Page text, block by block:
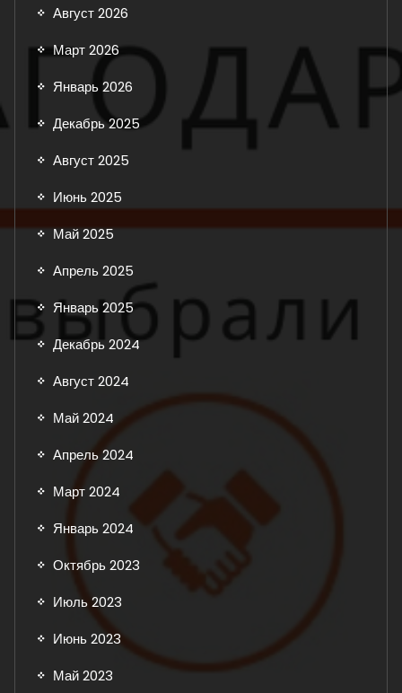
Август 2026
Март 2026
Январь 2026
Декабрь 2025
Август 2025
Июнь 2025
Май 2025
Апрель 2025
Январь 2025
Декабрь 2024
Август 2024
Май 2024
Апрель 2024
Март 2024
Январь 2024
Октябрь 2023
Июль 2023
Июнь 2023
Май 2023